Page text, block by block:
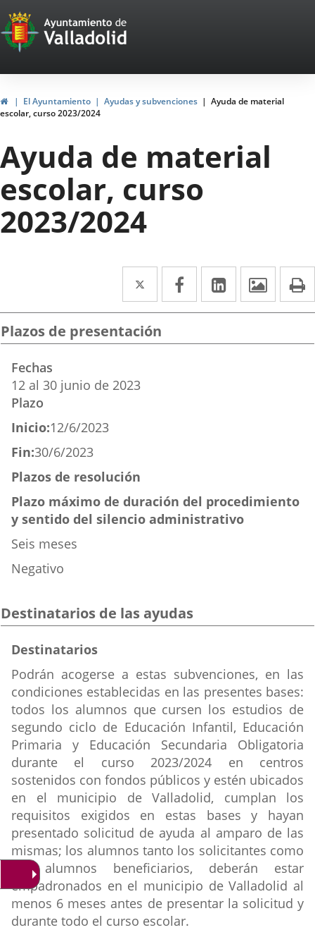
Portal
Web
del
Ayuntamiento
de
Valladolid
InicioEl Ayuntamiento Ayudas y subvenciones
Ayuda de material
escolar, curso 2023/2024
Ayuda de material
escolar, curso
2023/2024
Twitter
Enlace
a
una
aplicación
Facebook
Enlace
a
aplicación
LinkedIn
Enlace
a
aplicación
Plazos de presentación
Fechas
12 al 30 junio de 2023
Plazo
Inicio:12/6/2023
Fin:30/6/2023
Plazos de resolución
Plazo máximo de duración del procedimiento
y sentido del silencio administrativo
Seis meses
Negativo
Destinatarios de las ayudas
Destinatarios
ayuda
Destinatarios
Podrán acogerse a estas subvenciones, en las
condiciones establecidas en las presentes bases:
todos los alumnos que cursen los estudios de
segundo ciclo de Educación Infantil, Educación
Primaria y Educación Secundaria Obligatoria
durante el curso 2023/2024 en centros
sostenidos con fondos públicos y estén ubicados
en el municipio de Valladolid, cumplan los
requisitos exigidos en estas bases y hayan
presentado solicitud de ayuda al amparo de las
mismas; los alumnos tanto los solicitantes como
los alumnos beneficiarios, deberán estar
empadronados en el municipio de Valladolid al
menos 6 meses antes de presentar la solicitud y
durante todo el curso escolar.